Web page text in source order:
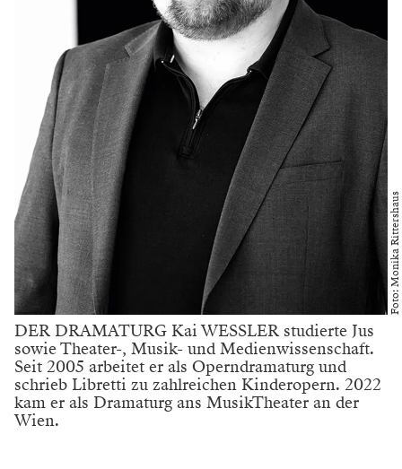
Foto: Monika Rittershaus
DER DRAMATURG Kai WESSLER studierte Jus
sowie Theater-, Musik- und Medienwissenschaft.
Seit 2005 arbeitet er als Operndramaturg und
schrieb Libretti zu zahlreichen Kinderopern. 2022
kam er als Dramaturg ans MusikTheater an der
Wien.